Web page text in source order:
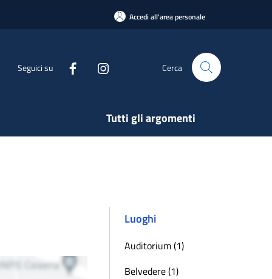
Accedi all'area personale
Seguici su Cerca
Tutti gli argomenti
Luoghi
Auditorium (1)
Belvedere (1)